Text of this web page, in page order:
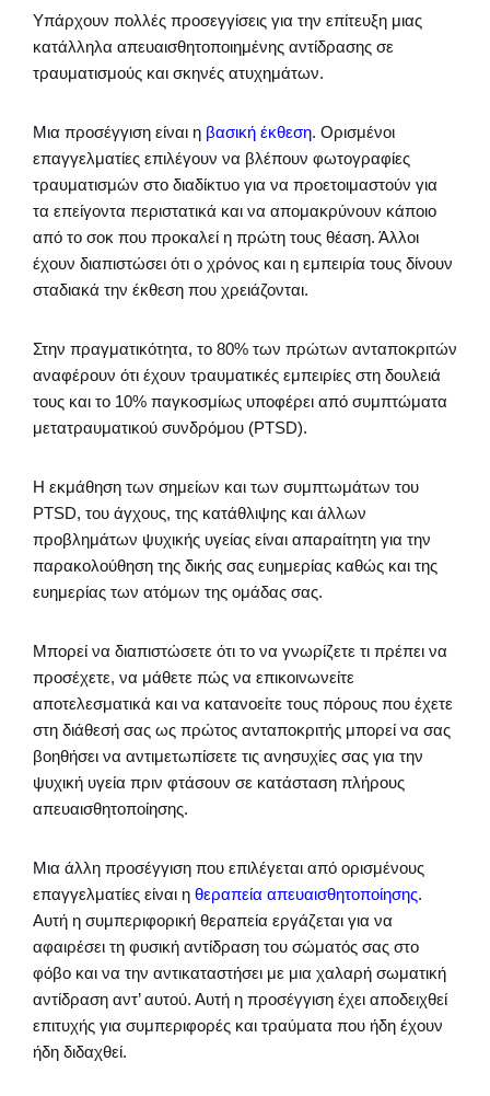
Υπάρχουν πολλές προσεγγίσεις για την επίτευξη μιας
κατάλληλα απευαισθητοποιημένης αντίδρασης σε
τραυματισμούς και σκηνές ατυχημάτων.
Μια προσέγγιση είναι η βασική έκθεση. Ορισμένοι
επαγγελματίες επιλέγουν να βλέπουν φωτογραφίες
τραυματισμών στο διαδίκτυο για να προετοιμαστούν για
τα επείγοντα περιστατικά και να απομακρύνουν κάποιο
από το σοκ που προκαλεί η πρώτη τους θέαση. Άλλοι
έχουν διαπιστώσει ότι ο χρόνος και η εμπειρία τους δίνουν
σταδιακά την έκθεση που χρειάζονται.
Στην πραγματικότητα, το 80% των πρώτων ανταποκριτών
αναφέρουν ότι έχουν τραυματικές εμπειρίες στη δουλειά
τους και το 10% παγκοσμίως υποφέρει από συμπτώματα
μετατραυματικού συνδρόμου (PTSD).
Η εκμάθηση των σημείων και των συμπτωμάτων του
PTSD, του άγχους, της κατάθλιψης και άλλων
προβλημάτων ψυχικής υγείας είναι απαραίτητη για την
παρακολούθηση της δικής σας ευημερίας καθώς και της
ευημερίας των ατόμων της ομάδας σας.
Μπορεί να διαπιστώσετε ότι το να γνωρίζετε τι πρέπει να
προσέχετε, να μάθετε πώς να επικοινωνείτε
αποτελεσματικά και να κατανοείτε τους πόρους που έχετε
στη διάθεσή σας ως πρώτος ανταποκριτής μπορεί να σας
βοηθήσει να αντιμετωπίσετε τις ανησυχίες σας για την
ψυχική υγεία πριν φτάσουν σε κατάσταση πλήρους
απευαισθητοποίησης.
Μια άλλη προσέγγιση που επιλέγεται από ορισμένους
επαγγελματίες είναι η θεραπεία απευαισθητοποίησης.
Αυτή η συμπεριφορική θεραπεία εργάζεται για να
αφαιρέσει τη φυσική αντίδραση του σώματός σας στο
φόβο και να την αντικαταστήσει με μια χαλαρή σωματική
αντίδραση αντ’ αυτού. Αυτή η προσέγγιση έχει αποδειχθεί
επιτυχής για συμπεριφορές και τραύματα που ήδη έχουν
ήδη διδαχθεί.